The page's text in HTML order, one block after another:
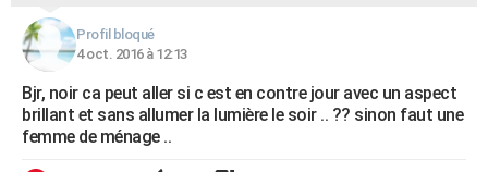
Profil bloqué
4 oct. 2016 à 12:13
Bjr, noir ca peut aller si c est en contre jour avec un aspect
brillant et sans allumer la lumière le soir .. ?? sinon faut une
femme de ménage ..